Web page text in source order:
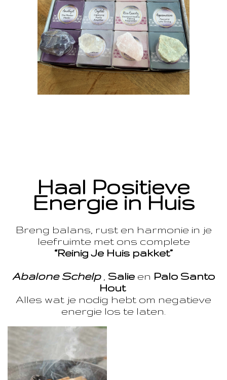
Haal Positieve
Energie in Huis
Breng balans, rust en harmonie in je
leefruimte met ons complete
“Reinig Je Huis pakket”
Abalone Schelp, Salie en Palo Santo
Hout
Alles wat je nodig hebt om negatieve
energie los te laten.